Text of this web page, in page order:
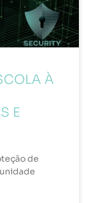
À
E
de